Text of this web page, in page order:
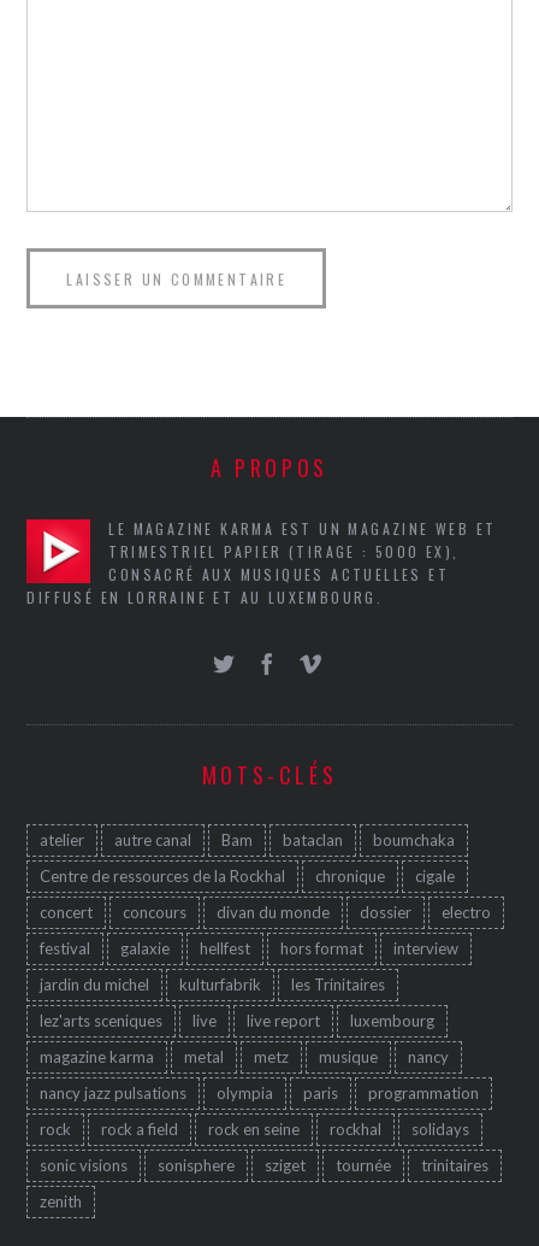
A PROPOS
LE MAGAZINE KARMA EST UN MAGAZINE WEB ET
TRIMESTRIEL PAPIER (TIRAGE : 5000 EX),
CONSACRÉ AUX MUSIQUES ACTUELLES ET
DIFFUSÉ EN LORRAINE ET AU LUXEMBOURG.
MOTS-CLÉS
atelier autre canal Bam bataclan
boumchaka
Centre de ressources de la Rockhal
chronique
cigale
concert
concours divan du monde dossier
electro
festival
galaxie hellfest hors format
interview
jardin du michel
kulturfabrik
les Trinitaires
lez'arts sceniques
live live report
luxembourg
magazine karma
metal metz musique
nancy
nancy jazz pulsations
olympia paris
programmation
rock
rock a field rock en seine rockhal
solidays
sonic visions
sonisphere sziget tournée
trinitaires
zenith